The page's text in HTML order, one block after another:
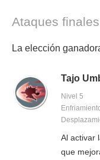
Ataques finales
La elección
Tajo
Nivel 5
Al activar
que